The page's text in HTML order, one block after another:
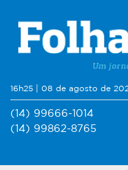
16h25 | 08 de agosto de
(14) 99666-1014
(14) 99862-8765